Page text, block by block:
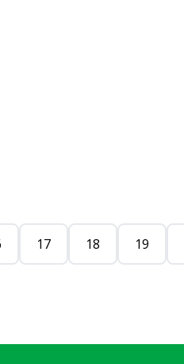
17 18 19